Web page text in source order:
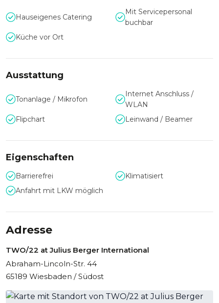
Hauseigenes Catering
Mit Servicepersonal
buchbar
Küche vor Ort
Ausstattung
Tonanlage / Mikrofon
Internet Anschluss /
WLAN
Flipchart
Leinwand / Beamer
Eigenschaften
Barrierefrei
Klimatisiert
Anfahrt mit LKW möglich
Adresse
TWO/22 at Julius Berger International
Abraham-Lincoln-Str. 44
65189 Wiesbaden / Südost